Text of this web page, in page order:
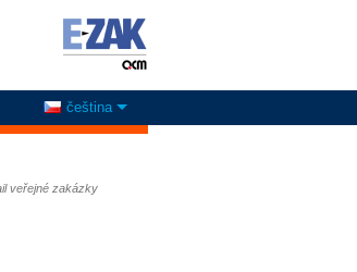
čeština
veřejné zakázky